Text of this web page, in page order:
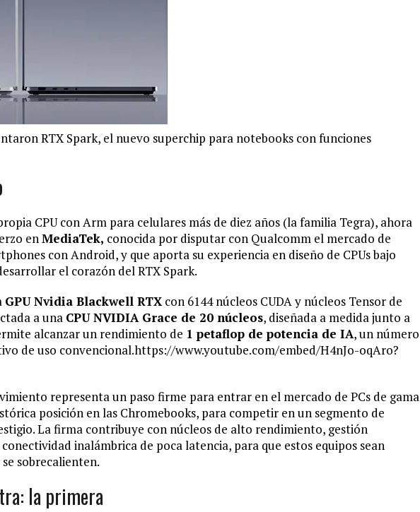
RTX Spark, el nuevo superchip para notebooks con funciones
CPU con Arm para celulares más de diez años (la familia Tegra), ahora
enMediaTek, conocida por disputar con Qualcomm el mercado de
con Android, y que aporta su experiencia en diseño de CPUs bajo
el corazón del RTX Spark.
GPU Nvidia Blackwell RTXcon 6144 núcleos CUDA y núcleos Tensor de
a una CPU NVIDIA Grace de 20 núcleos, diseñada a medida junto a
alcanzar un rendimiento de 1 petaflop de potencia de IA, un número
de uso convencional.https://www.youtube.com/embed/H4nJo-oqAro?
representa un paso firme para entrar en el mercado de PCs de gama
posición en las Chromebooks, para competir en un segmento de
La firma contribuye con núcleos de alto rendimiento, gestión
inalámbrica de poca latencia, para que estos equipos sean
sobrecalienten.
la primera